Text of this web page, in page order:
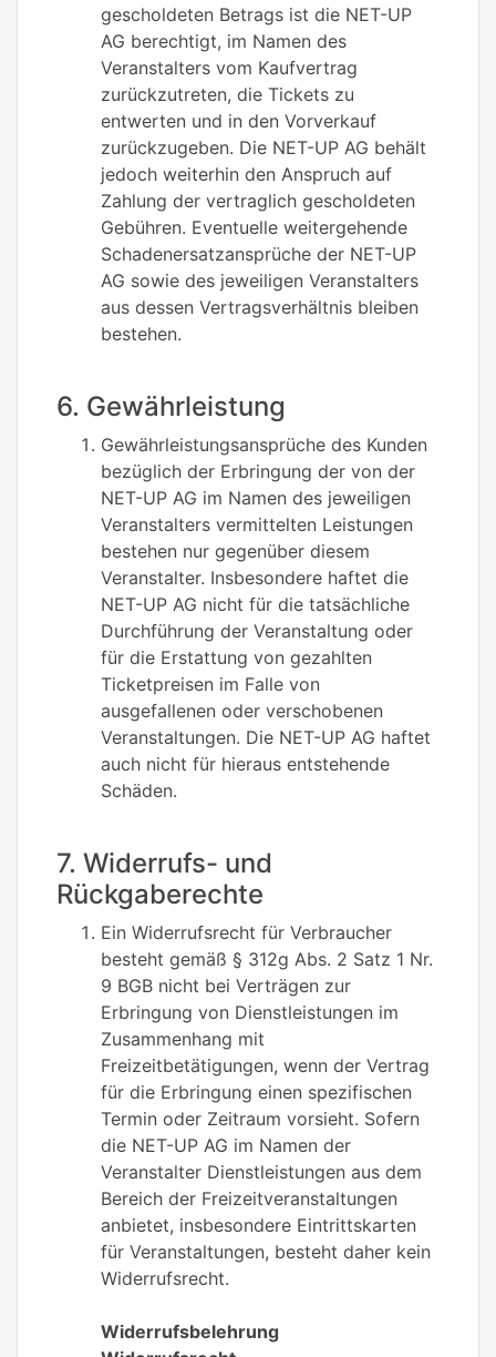
gescholdeten Betrags ist die NET-UP
AG berechtigt, im Namen des
Veranstalters vom Kaufvertrag
zurückzutreten, die Tickets zu
entwerten und in den Vorverkauf
zurückzugeben. Die NET-UP AG behält
jedoch weiterhin den Anspruch auf
Zahlung der vertraglich gescholdeten
Gebühren. Eventuelle weitergehende
Schadenersatzansprüche der NET-UP
AG sowie des jeweiligen Veranstalters
aus dessen Vertragsverhältnis bleiben
bestehen.
6. Gewährleistung
Gewährleistungsansprüche des Kunden
bezüglich der Erbringung der von der
NET-UP AG im Namen des jeweiligen
Veranstalters vermittelten Leistungen
bestehen nur gegenüber diesem
Veranstalter. Insbesondere haftet die
NET-UP AG nicht für die tatsächliche
Durchführung der Veranstaltung oder
für die Erstattung von gezahlten
Ticketpreisen im Falle von
ausgefallenen oder verschobenen
Veranstaltungen. Die NET-UP AG haftet
auch nicht für hieraus entstehende
Schäden.
7. Widerrufs- und
Rückgaberechte
Ein Widerrufsrecht für Verbraucher
besteht gemäß § 312g Abs. 2 Satz 1 Nr.
9 BGB nicht bei Verträgen zur
Erbringung von Dienstleistungen im
Zusammenhang mit
Freizeitbetätigungen, wenn der Vertrag
für die Erbringung einen spezifischen
Termin oder Zeitraum vorsieht. Sofern
die NET-UP AG im Namen der
Veranstalter Dienstleistungen aus dem
Bereich der Freizeitveranstaltungen
anbietet, insbesondere Eintrittskarten
für Veranstaltungen, besteht daher kein
Widerrufsrecht.
Widerrufsbelehrung